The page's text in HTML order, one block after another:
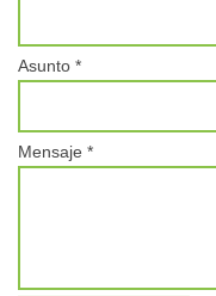
Asunto *
Mensaje *